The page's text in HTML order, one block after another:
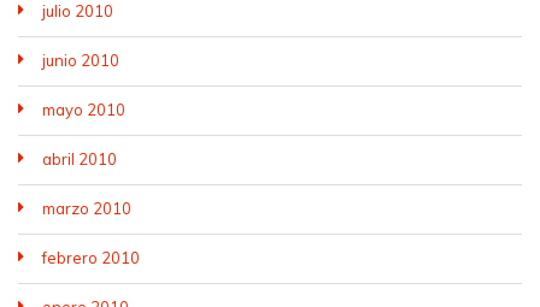
julio 2010
junio 2010
mayo 2010
abril 2010
marzo 2010
febrero 2010